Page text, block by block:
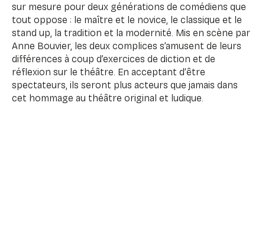
sur mesure pour deux générations de comédiens que
tout oppose : le maître et le novice, le classique et le
stand up, la tradition et la modernité. Mis en scène par
Anne Bouvier, les deux complices s’amusent de leurs
différences à coup d’exercices de diction et de
réflexion sur le théâtre. En acceptant d’être
spectateurs, ils seront plus acteurs que jamais dans
cet hommage au théâtre original et ludique.